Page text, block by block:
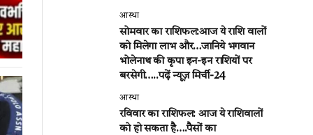
आस्था
सोमवार का राशिफल:आज ये राशि वालों
को मिलेगा लाभ और…जानिये भगवान
भोलेनाथ की कृपा इन-इन राशियों पर
बरसेगी…..पढ़ें न्यूज़ मिर्ची-24
आस्था
रविवार का राशिफल: आज ये राशिवालों
को हो सकता है….पैसों का